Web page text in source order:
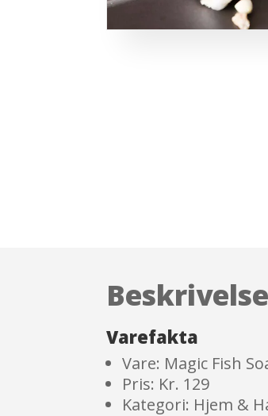
Beskrivelse
Varefakta
Vare: Magic Fish
Pris: Kr. 129
Kategori: Hjem &